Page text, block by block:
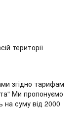
території
згідно тарифам
Ми пропонуємо
на суму від 2000